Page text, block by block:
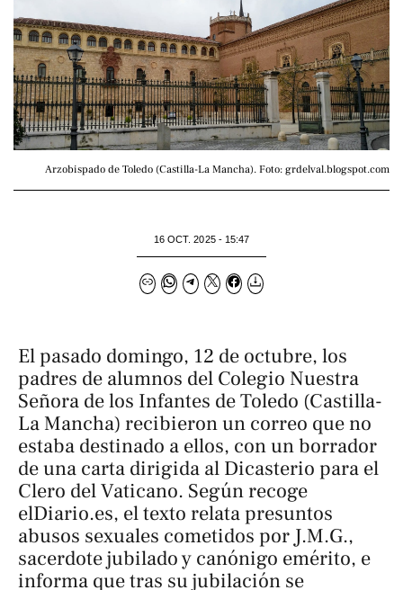
Arzobispado de Toledo (Castilla-La Mancha). Foto: grdelval.blogspot.com
16 OCT. 2025 - 15:47
El pasado domingo, 12 de octubre, los
padres de alumnos del Colegio Nuestra
Señora de los Infantes de Toledo (Castilla-
La Mancha) recibieron un correo que no
estaba destinado a ellos, con un borrador
de una carta dirigida al Dicasterio para el
Clero del Vaticano. Según recoge
elDiario.es, el texto relata presuntos
abusos sexuales cometidos por J.M.G.,
sacerdote jubilado y canónigo emérito, e
informa que tras su jubilación se